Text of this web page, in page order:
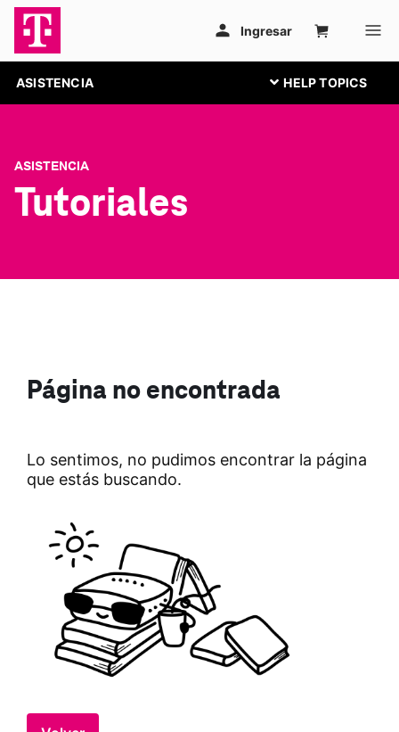
ASISTENCIA
ASISTENCIA
Tutoriales